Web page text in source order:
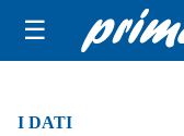
☰
I DATI